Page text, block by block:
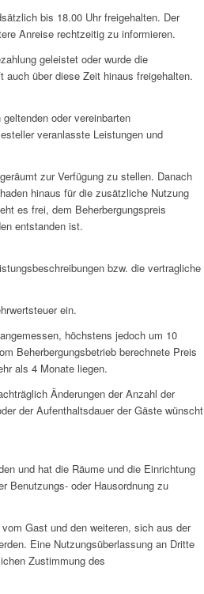
bis 18.00 Uhr freigehalten. Der
Anreise rechtzeitig zu informieren.
geleistet oder wurde die
auch über diese Zeit hinaus freigehalten.
oder vereinbarten
veranlasste Leistungen und
zur Verfügung zu stellen. Danach
hinaus für die zusätzliche Nutzung
es frei, dem Beherbergungspreis
entstanden ist.
bzw. die vertragliche
ein.
höchstens jedoch um 10
Beherbergungsbetrieb berechnete Preis
als 4 Monate liegen.
Änderungen der Anzahl der
der Aufenthaltsdauer der Gäste wünscht
und hat die Räume und die Einrichtung
Benutzungs- oder Hausordnung zu
Gast und den weiteren, sich aus der
Eine Nutzungsüberlassung an Dritte
Zustimmung des